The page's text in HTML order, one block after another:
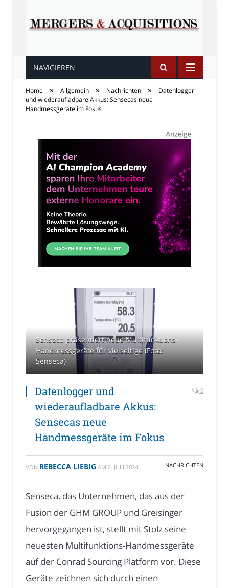
Fusionen und
Übernahmen
NAVIGIEREN
Home » Allgemein » Nachrichten »
Datenlogger
und wiederaufladbare Akkus: Sensecas neue
Handmessgeräte im Fokus
Senseca präsentiert neue Multifunktions-
Handmessgeräte für vielseitige (Foto:
Senseca)
Datenlogger und
wiederaufladbare Akkus:
Sensecas neue
Handmessgeräte im Fokus
0
VON REBECCA LIEBIG AM 2. JULI 2024 NACHRICHTEN
Senseca, das Unternehmen, das aus der
Fusion der GHM GROUP und Greisinger
hervorgegangen ist, stellt mit Stolz seine
neuesten Multifunktions-Handmessgeräte
auf der Conrad Sourcing Platform vor. Diese
Geräte zeichnen sich durch einen